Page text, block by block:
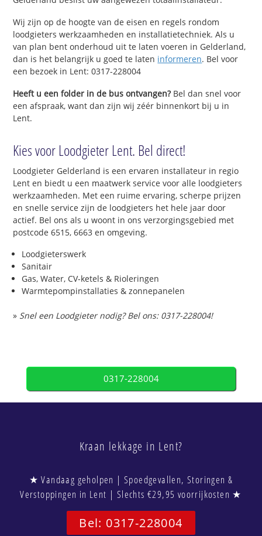
Wij zijn op de hoogte van de eisen en regels rondom
loodgieters werkzaamheden en installatietechniek. Als u
van plan bent onderhoud uit te laten voeren in Gelderland,
dan is het belangrijk u goed te laten informeren. Bel voor
een bezoek in Lent: 0317-228004
Heeft u een folder in de bus ontvangen?Bel dan snel voor
een afspraak, want dan zijn wij zéér binnenkort bij u in
Lent.
Kies voor Loodgieter Lent. Bel direct!
Loodgieter Gelderland is een ervaren installateur in regio
Lent en biedt u een maatwerk service voor alle loodgieters
werkzaamheden. Met een ruime ervaring, scherpe prijzen
en snelle service zijn de loodgieters het hele jaar door
actief. Bel ons als u woont in ons verzorgingsgebied met
postcode 6515, 6663 en omgeving.
Loodgieterswerk
Sanitair
Gas, Water, CV-ketels & Rioleringen
Warmtepompinstallaties & zonnepanelen
» Snel een Loodgieter nodig? Bel ons: 0317-228004!
0317-228004
Kraan lekkage in Lent?
★ Vandaag geholpen | Spoedgevallen, Storingen &
Verstoppingen in Lent | Slechts €29,95 voorrijkosten ★
Bel: 0317-228004